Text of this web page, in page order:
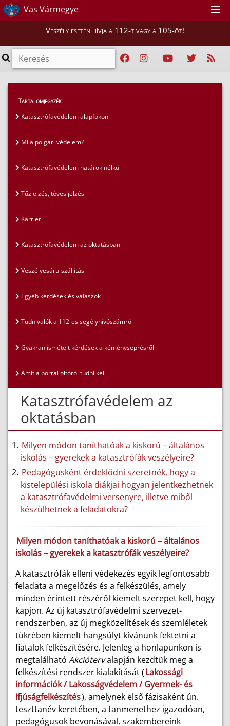
Vas Vármegye
Veszély esetén hívja a 112-t vagy a 105-öt!
GYIK > Gyakran ismételt kérdések
Katasztrófavédelem az oktatásban
Tartalomjegyzék
Katasztrófavédelem alapfokon
Mi a polgári védelem?
Katasztrófavédelem határok nélkül
Tűzjelzés, téves jelzés
Karrier
Katasztrófavédelem az oktatásban
Veszélyesáru-szállítás
Egyéb kérdések és válaszok
Tudnivalók a 112-es segélyhívószámról
Gyakran ismételt kérdések a kéményseprésről
Amit a porral oltóról tudni kell
Katasztrófavédelem az
oktatásban
Milyen módon taníthatóak a kiskorú – általános
iskolás – gyerekek a katasztrófák veszélyeire?
Pedagógusként érdeklődni szeretnék, hogy a
kistelepülési iskola diákjai hogyan jelentkezhetnek
a katasztrófavédelmi versenyre, illetve miből
készülhetnek a feladatokra?
Milyen módon taníthatóak a kiskorú – általános
iskolás – gyerekek a katasztrófák veszélyeire?
A katasztrófák elleni védekezés egyik legfontosabb
feladata a megelőzés és a felkészülés, amely
minden érintett részéről kiemelt szerepet kell, hogy
kapjon. Az új katasztrófavédelmi szervezet-
rendszerben, az új megközelítések és szemléletek
tükrében kiemelt hangsúlyt kívánunk fektetni a
fiatalok felkészítésére. Jelenleg a honlapunkon is
megtalálható Akciótervalapján kezdtük meg a
felkészítési rendszer kialakítását (Lakossági
információk / Lakosságvédelem / Gyermek- és
Ifjúságfelkészítés), amelynek első fázisaként ún.
teszttanév keretében, a tanmenethez igazodóan,
pedagógusok bevonásával, szakembereink